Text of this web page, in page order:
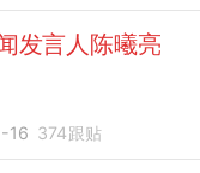
发言人陈曦亮
16 374跟贴